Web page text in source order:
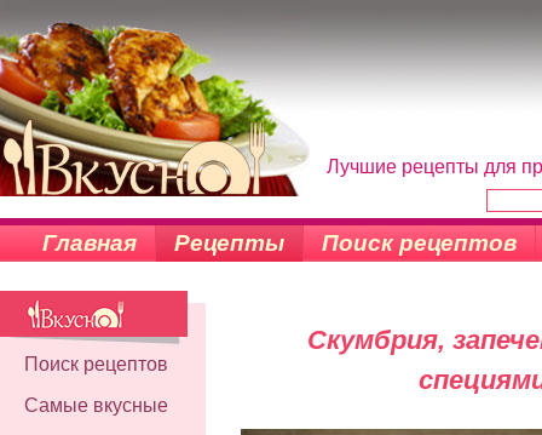
Лучшие рецепты для
Главная Рецепты Поиск рецептов
Поиск рецептов
Самые вкусные
Скумбрия,